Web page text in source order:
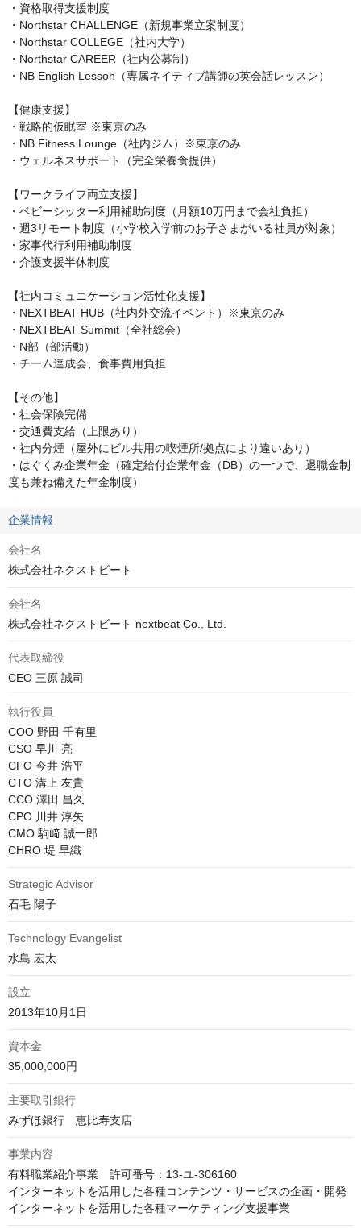
・資格取得支援制度
・Northstar CHALLENGE（新規事業立案制度）
・Northstar COLLEGE（社内大学）
・Northstar CAREER（社内公募制）
・NB English Lesson（専属ネイティブ講師の英会話レッスン）
【健康支援】
・戦略的仮眠室 ※東京のみ
・NB Fitness Lounge（社内ジム）※東京のみ
・ウェルネスサポート（完全栄養食提供）
【ワークライフ両立支援】
・ベビーシッター利用補助制度（月額10万円まで会社負担）
・週3リモート制度（小学校入学前のお子さまがいる社員が対象）
・家事代行利用補助制度
・介護支援半休制度
【社内コミュニケーション活性化支援】
・NEXTBEAT HUB（社内外交流イベント）※東京のみ
・NEXTBEAT Summit（全社総会）
・N部（部活動）
・チーム達成会、食事費用負担
【その他】
・社会保険完備
・交通費支給（上限あり）
・社内分煙（屋外にビル共用の喫煙所/拠点により違いあり）
・はぐくみ企業年金（確定給付企業年金（DB）の一つで、退職金制
度も兼ね備えた年金制度）
企業情報
会社名
株式会社ネクストビート
会社名
株式会社ネクストビート nextbeat Co., Ltd.
代表取締役
CEO 三原 誠司
執行役員
COO 野田 千有里
CSO 早川 亮
CFO 今井 浩平
CTO 溝上 友貴
CCO 澤田 昌久
CPO 川井 淳矢
CMO 駒﨑 誠一郎
CHRO 堤 早織
Strategic Advisor
石毛 陽子
Technology Evangelist
水島 宏太
設立
2013年10月1日
資本金
35,000,000円
主要取引銀行
みずほ銀行　恵比寿支店
事業内容
有料職業紹介事業　許可番号：13-ユ-306160
インターネットを活用した各種コンテンツ・サービスの企画・開発
インターネットを活用した各種マーケティング支援事業